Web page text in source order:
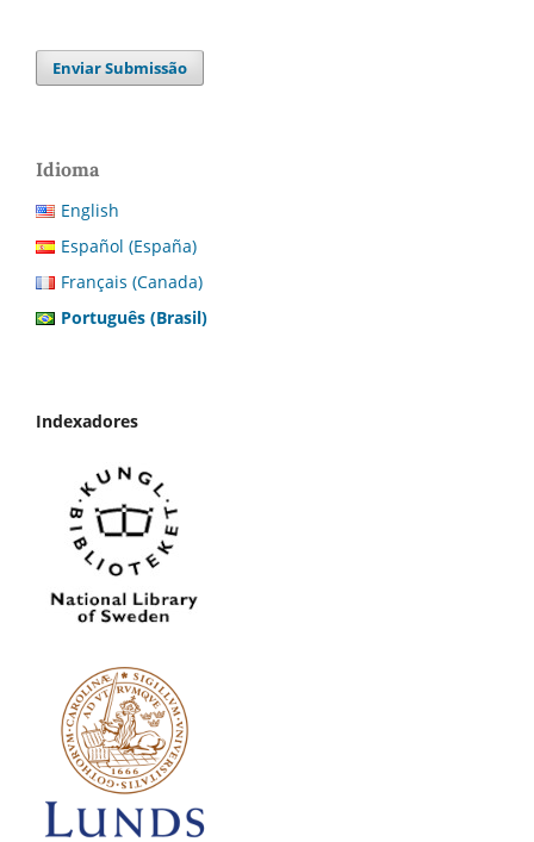
Enviar Submissão
Idioma
English
Español (España)
Français (Canada)
Português (Brasil)
Indexadores